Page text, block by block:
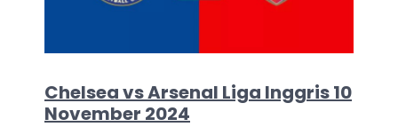
Chelsea vs Arsenal Liga Inggris 10
November 2024